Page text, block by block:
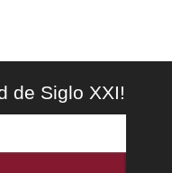
de Siglo XXI!